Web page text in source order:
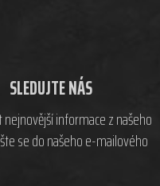
SLEDUJTE NÁS
informace z našeho
se do našeho e-mailového